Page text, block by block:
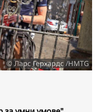
© Ларс Герхардс /HMTG